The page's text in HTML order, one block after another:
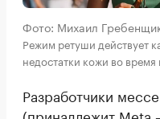
Фото: Михаил
Режим ретуши действует
недостатки кожи во время
Разработчики